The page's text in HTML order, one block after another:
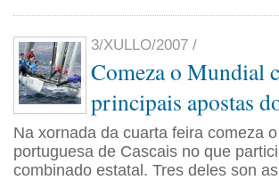
3/XULLO/2007 /
Comeza o Mundial
principais apostas
Na xornada da cuarta feira comeza
portuguesa de Cascais no que
combinado estatal. Tres deles son